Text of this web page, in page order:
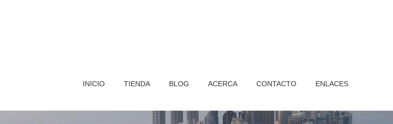
INICIO TIENDA BLOG ACERCA CONTACTO ENLACES